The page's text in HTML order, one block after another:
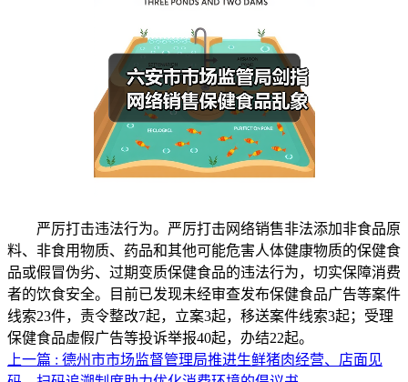
严厉打击违法行为。严厉打击网络销售非法添加非食品原
料、非食用物质、药品和其他可能危害人体健康物质的保健食
品或假冒伪劣、过期变质保健食品的违法行为，切实保障消费
者的饮食安全。目前已发现未经审查发布保健食品广告等案件
线索23件，责令整改7起，立案3起，移送案件线索3起；受理
保健食品虚假广告等投诉举报40起，办结22起。
上一篇 : 德州市市场监督管理局推进生鲜猪肉经营、店面见